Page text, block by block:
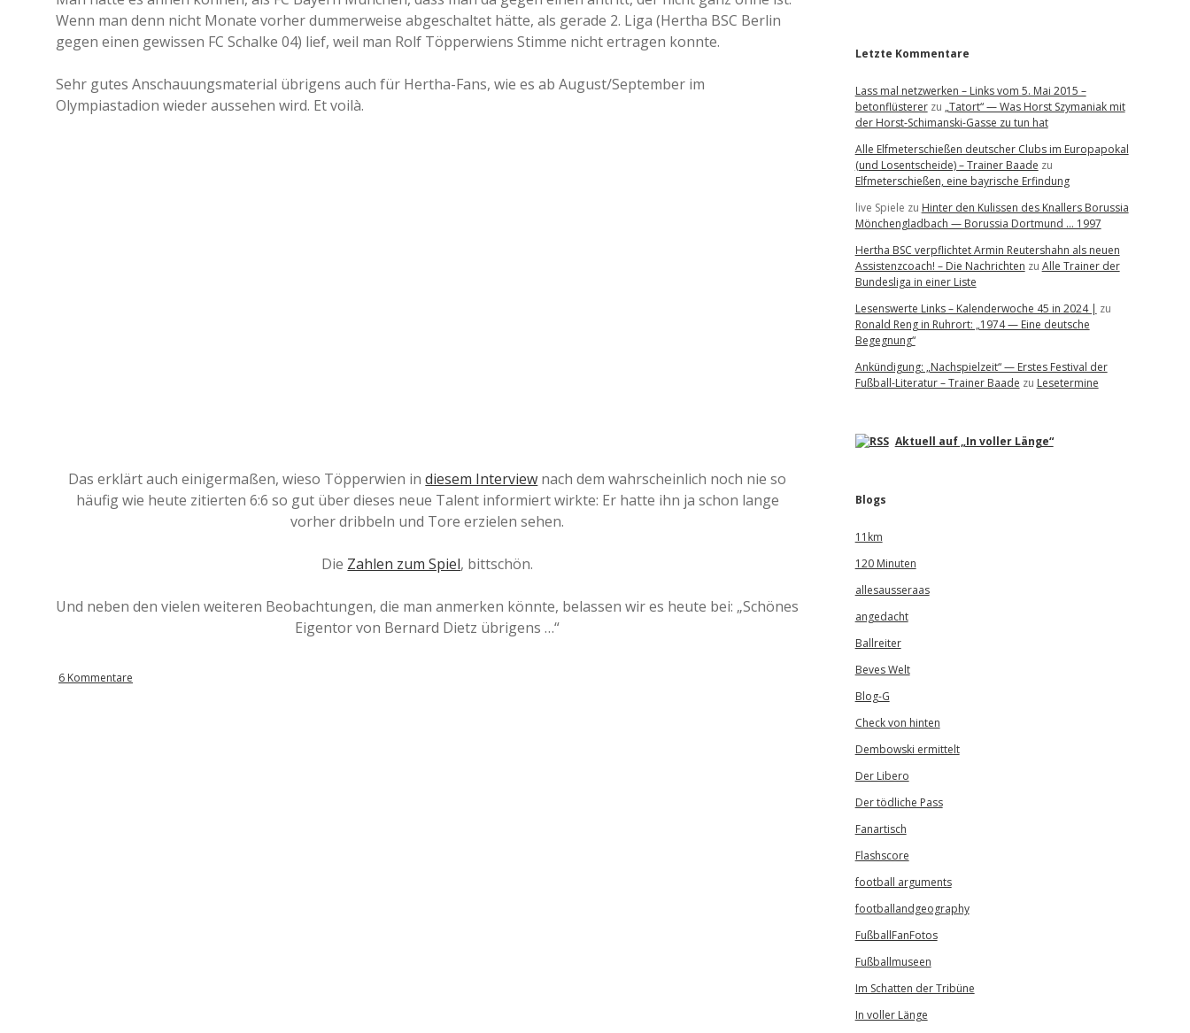
a
a
Wenn man denn nicht Monate vorher dummerweise abgeschaltet hätte, als gerade 2. Liga (Hertha BSC Berlin
gegen einen gewissen FC Schalke 04) lief, weil man Rolf Töpperwiens Stimme nicht ertragen konnte.
Sehr gutes Anschauungsmaterial übrigens auch für Hertha-Fans, wie es ab August/September im
Olympiastadion wieder aussehen wird. Et voilà.
Das erklärt auch einigermaßen, wieso Töpperwien indiesem Interview nach dem wahrscheinlich noch nie so
häufig wie heute zitierten 6:6 so gut über dieses neue Talent informiert wirkte: Er hatte ihn ja schon lange
vorher dribbeln und Tore erzielen sehen.
Die Zahlen zum Spiel, bittschön.
Und neben den vielen weiteren Beobachtungen, die man anmerken könnte, belassen wir es heute bei: „Schönes
Eigentor von Bernard Dietz übrigens …“
6 Kommentare
Letzte Kommentare
Lass mal netzwerken – Links vom 5. Mai 2015 –
betonflüstererzu „Tatort“ — Was Horst Szymaniak mit
der Horst-Schimanski-Gasse zu tun hat
Alle Elfmeterschießen deutscher Clubs im Europapokal
(und Losentscheide) – Trainer Baade zu
Elfmeterschießen, eine bayrische Erfindung
live Spiele zu Hinter den Kulissen des Knallers Borussia
Mönchengladbach — Borussia Dortmund … 1997
Hertha BSC verpflichtet Armin Reutershahn als neuen
Assistenzcoach! – Die Nachrichten zu Alle Trainer der
Bundesliga in einer Liste
Lesenswerte Links – Kalenderwoche 45 in 2024 | zu
Ronald Reng in Ruhrort: „1974 — Eine deutsche
Begegnung“
Ankündigung: „Nachspielzeit“ — Erstes Festival der
Fußball-Literatur – Trainer Baade zu Lesetermine
Aktuell auf „In voller Länge“
Blogs
11km
120 Minuten
allesausseraas
angedacht
Ballreiter
Beves Welt
Blog-G
Check von hinten
Dembowski ermittelt
Der Libero
Der tödliche Pass
Fanartisch
Flashscore
football arguments
footballandgeography
FußballFanFotos
Fußballmuseen
Im Schatten der Tribüne
In voller Länge